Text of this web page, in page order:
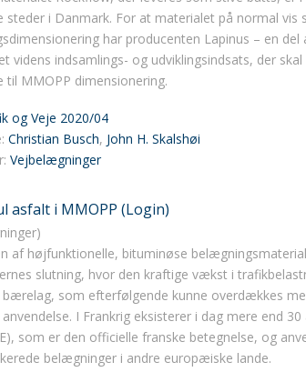
steder i Danmark. For at materialet på normal vis
har producenten Lapinus – en
videns indsamlings- og udviklingsindsats, der
til MMOPP dimensionering.
og Veje 2020/04
Christian Busch, John H. Skalshøi
Vejbelægninger
asfalt i MMOPP (Login)
af højfunktionelle, bituminøse
slutning, hvor den kraftige vækst i
som efterfølgende kunne overdækkes
I Frankrig eksisterer i dag mere end
som er den officielle franske betegnelse, og
belægninger i andre europæiske lande.